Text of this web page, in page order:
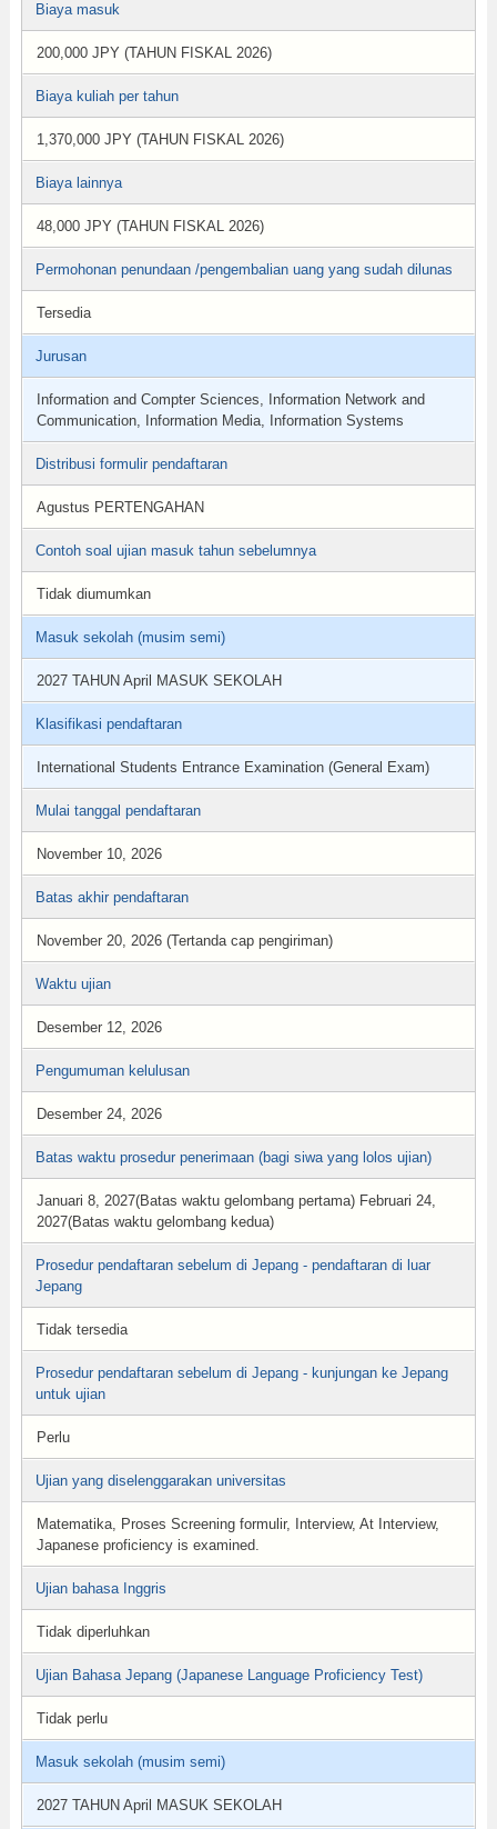
Biaya masuk
200,000 JPY (TAHUN FISKAL 2026)
Biaya kuliah per tahun
1,370,000 JPY (TAHUN FISKAL 2026)
Biaya lainnya
48,000 JPY (TAHUN FISKAL 2026)
Permohonan penundaan /pengembalian uang yang sudah dilunas
Tersedia
Jurusan
Information and Compter Sciences, Information Network and
Communication, Information Media, Information Systems
Distribusi formulir pendaftaran
Agustus PERTENGAHAN
Contoh soal ujian masuk tahun sebelumnya
Tidak diumumkan
Masuk sekolah (musim semi)
2027 TAHUN April MASUK SEKOLAH
Klasifikasi pendaftaran
International Students Entrance Examination (General Exam)
Mulai tanggal pendaftaran
November 10, 2026
Batas akhir pendaftaran
November 20, 2026 (Tertanda cap pengiriman)
Waktu ujian
Desember 12, 2026
Pengumuman kelulusan
Desember 24, 2026
Batas waktu prosedur penerimaan (bagi siwa yang lolos ujian)
Januari 8, 2027(Batas waktu gelombang pertama) Februari 24,
2027(Batas waktu gelombang kedua)
Prosedur pendaftaran sebelum di Jepang - pendaftaran di luar
Jepang
Tidak tersedia
Prosedur pendaftaran sebelum di Jepang - kunjungan ke Jepang
untuk ujian
Perlu
Ujian yang diselenggarakan universitas
Matematika, Proses Screening formulir, Interview, At Interview,
Japanese proficiency is examined.
Ujian bahasa Inggris
Tidak diperluhkan
Ujian Bahasa Jepang (Japanese Language Proficiency Test)
Tidak perlu
Masuk sekolah (musim semi)
2027 TAHUN April MASUK SEKOLAH